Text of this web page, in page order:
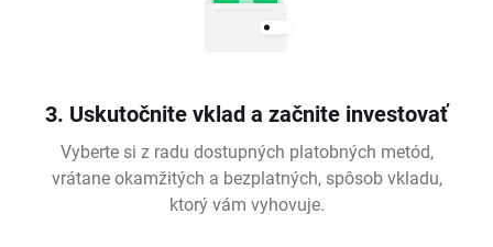
3. Uskutočnite vklad a začnite investovať
Vyberte si z radu dostupných platobných metód,
vrátane okamžitých a bezplatných, spôsob vkladu,
ktorý vám vyhovuje.